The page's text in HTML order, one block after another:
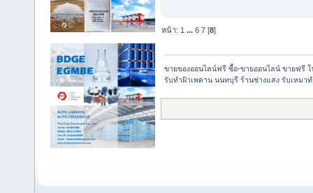
หน้า: 1 ...6 7 [8]
ขายของออนไลน์ฟรี ซื้อ-ขายออนไลน์ ขายฟรี
รับทำฝ้าเพดาน นนทบุรี ร้านช่างแสง รับเหม